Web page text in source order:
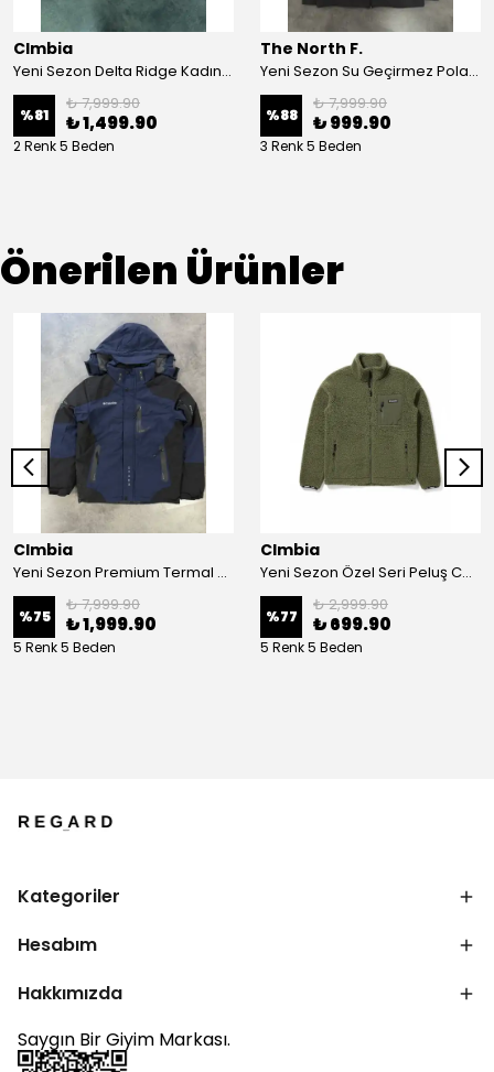
Clmbia
Yeni Sezon Delta Ridge Kadın Mont
%81
₺ 7,999.90
₺ 1,499.90
2 Renk 5 Beden
The North F.
Yeni Sezon Su Geçirmez Polarlı Shoftshell Mont
%88
₺ 7,999.90
₺ 999.90
3 Renk 5 Beden
Önerilen Ürünler
Clmbia
Yeni Sezon Premium Termal Özel Termal Kar Montu
%75
₺ 7,999.90
₺ 1,999.90
5 Renk 5 Beden
Clmbia
Yeni Sezon Özel Seri Peluş Ceket
%77
₺ 2,999.90
₺ 699.90
5 Renk 5 Beden
Kategoriler
Hesabım
Hakkımızda
Saygın Bir Giyim Markası.